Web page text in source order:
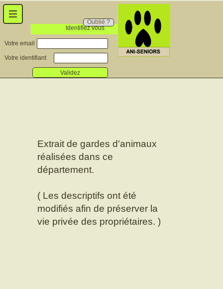
Identifiez vous
Oublié ?
Votre email
Votre identifiant
Validez
Extrait de gardes d'animaux
réalisées dans ce
département.
( Les descriptifs ont été
modifiés afin de préserver la
vie privée des propriétaires. )